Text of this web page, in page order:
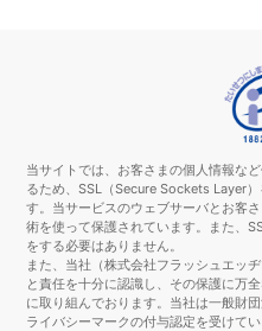
当サイトでは、お客さまの個人情報な
るため、SSL（Secure Sockets Layer
す。当サービスのウェブサーバとお客
術を使って保護されています。また、
をする必要はありません。
また、当社（株式会社フラッシュエッ
と責任を十分に認識し、その保護に万
に取り組んでおります。当社は一般財
ライバシーマークの付与認定を受けてい